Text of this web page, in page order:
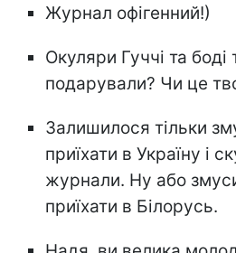
Журнал офігенний!)
Окуляри Гуччі та боді
подарували? Чи це
Залишилося тільки
приїхати в Україну і
журнали. Ну або
приїхати в Білорусь.